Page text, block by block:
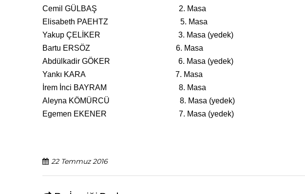
Cemil GÜLBAŞ 2. Masa
Elisabeth PAEHTZ 5. Masa
Yakup ÇELİKER 3. Masa (yedek)
Bartu ERSÖZ 6. Masa
Abdülkadir GÖKER 6. Masa (yedek)
Yankı KARA 7. Masa
İrem İnci BAYRAM 8. Masa
Aleyna KÖMÜRCÜ 8. Masa (yedek)
Egemen EKENER 7. Masa (yedek)
22 Temmuz 2016